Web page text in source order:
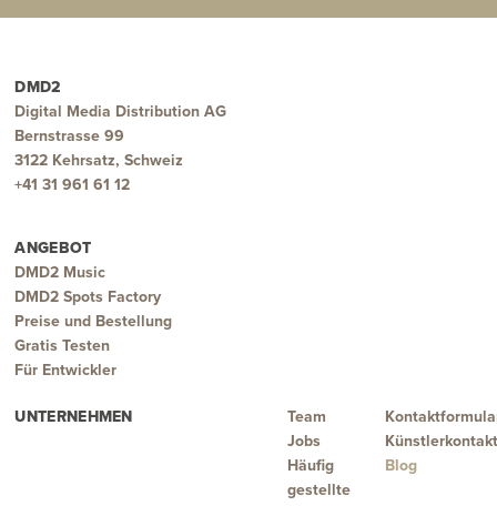
DMD2
Digital Media Distribution AG
Bernstrasse 99
3122 Kehrsatz, Schweiz
+41 31 961 61 12
ANGEBOT
DMD2 Music
DMD2 Spots Factory
Preise und Bestellung
Gratis Testen
Für Entwickler
UNTERNEHMEN
Team
Jobs
Häufig
gestellte
Künstlerkontakt
Blog